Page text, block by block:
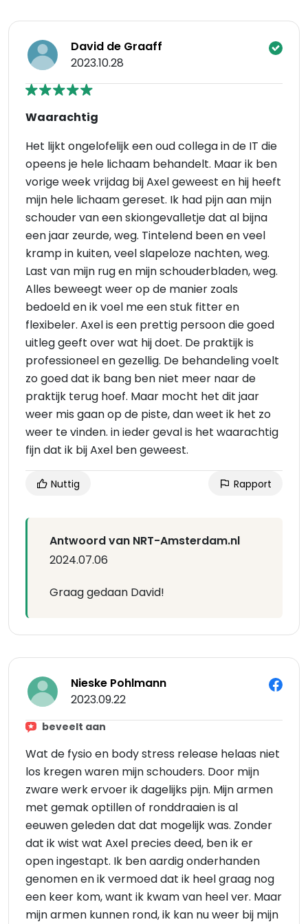
David de Graaff
2023.10.28
Waarachtig
Het lijkt ongelofelijk een oud collega in de IT die
opeens je hele lichaam behandelt. Maar ik ben
vorige week vrijdag bij Axel geweest en hij heeft
mijn hele lichaam gereset. Ik had pijn aan mijn
schouder van een skiongevalletje dat al bijna
een jaar zeurde, weg. Tintelend been en veel
kramp in kuiten, veel slapeloze nachten, weg.
Last van mijn rug en mijn schouderbladen, weg.
Alles beweegt weer op de manier zoals
bedoeld en ik voel me een stuk fitter en
flexibeler. Axel is een prettig persoon die goed
uitleg geeft over wat hij doet. De praktijk is
professioneel en gezellig. De behandeling voelt
zo goed dat ik bang ben niet meer naar de
praktijk terug hoef. Maar mocht het dit jaar
weer mis gaan op de piste, dan weet ik het zo
weer te vinden. in ieder geval is het waarachtig
fijn dat ik bij Axel ben geweest.
Nuttig Rapport
Antwoord van NRT-Amsterdam.nl
2024.07.06
Graag gedaan David!
Nieske Pohlmann
2023.09.22
beveelt aan
Wat de fysio en body stress release helaas niet
los kregen waren mijn schouders. Door mijn
zware werk ervoer ik dagelijks pijn. Mijn armen
met gemak optillen of ronddraaien is al
eeuwen geleden dat dat mogelijk was. Zonder
dat ik wist wat Axel precies deed, ben ik er
open ingestapt. Ik ben aardig onderhanden
genomen en ik vermoed dat ik heel graag nog
een keer kom, want ik kwam van heel ver. Maar
mijn armen kunnen rond, ik kan nu weer bij mijn